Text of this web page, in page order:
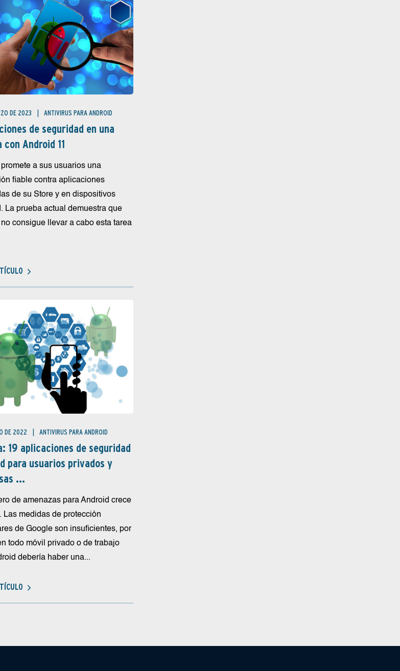
DE 2023 ANTIVIRUS PARA ANDROID
de seguridad en una
con Android 11
a sus usuarios una
fiable contra aplicaciones
de su Store y en dispositivos
La prueba actual demuestra que
consigue llevar a cabo esta tarea
DE 2022 ANTIVIRUS PARA ANDROID
19 aplicaciones de seguridad
para usuarios privados y
...
de amenazas para Android crece
Las medidas de protección
de Google son insuficientes, por
todo móvil privado o de trabajo
debería haber una...